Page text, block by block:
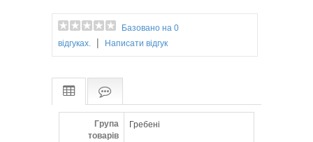
Базовано на 0
відгуках.
| Написати відгук
Група
товарів
Гребені